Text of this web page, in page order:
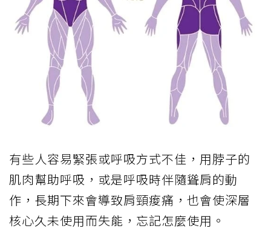
有些人容易緊張或呼吸方式不佳，用脖子的
肌肉幫助呼吸，或是呼吸時伴隨聳肩的動
作，長期下來會導致肩頸痠痛，也會使深層
核心久未使用而失能，忘記怎麼使用。